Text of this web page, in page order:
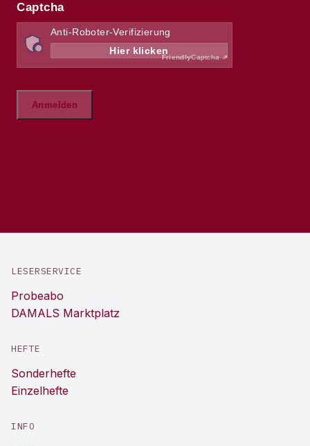
LESERSERVICE
Probeabo
DAMALS Marktplatz
HEFTE
Sonderhefte
Einzelhefte
INFO